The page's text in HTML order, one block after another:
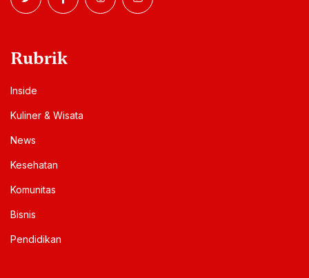
Rubrik
Inside
Kuliner & Wisata
News
Kesehatan
Komunitas
Bisnis
Pendidikan